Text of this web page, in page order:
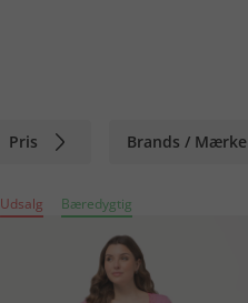
Pris Brands / Mærke
Udsalg Bæredygtig